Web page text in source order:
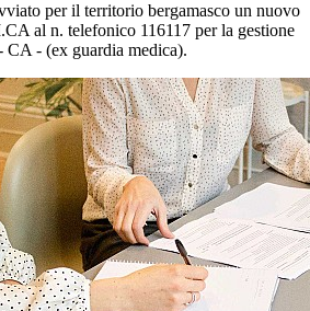
per il territorio bergamasco un nuovo
al n. telefonico 116117 per la gestione
CA - (ex guardia medica).